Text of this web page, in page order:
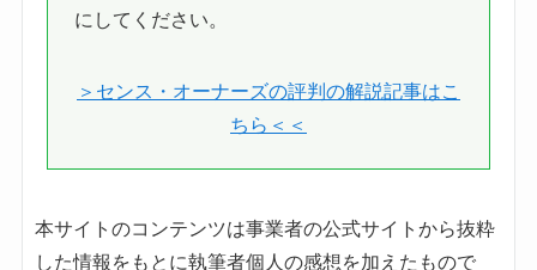
にしてください。
＞センス・オーナーズの評判の解説記事はこ
ちら＜＜
本サイトのコンテンツは事業者の公式サイトから抜粋
した情報をもとに執筆者個人の感想を加えたもので